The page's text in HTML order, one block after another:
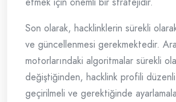
Son olarak, hacklinklerin sürekli
ve güncellenmesi gerekmektedir.
motorlarındaki algoritmalar sürekli
değiştiğinden, hacklink profili
geçirilmeli ve gerektiğinde